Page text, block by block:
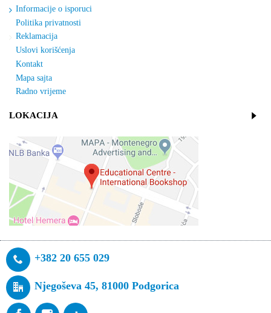
Informacije o isporuci
Politika privatnosti
Reklamacija
Uslovi korišćenja
Kontakt
Mapa sajta
Radno vrijeme
LOKACIJA
+382 20 655 029
Njegoševa 45, 81000 Podgorica